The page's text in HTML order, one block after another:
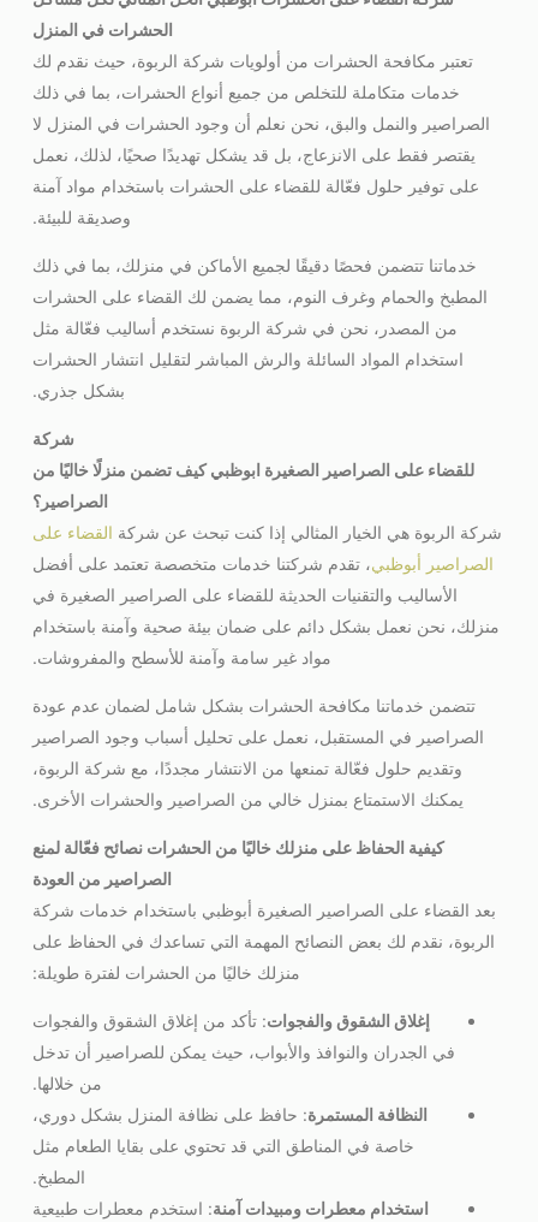
الحشرات في المنزل
تعتبر مكافحة الحشرات من أولويات شركة الربوة، حيث نقدم لك
خدمات متكاملة للتخلص من جميع أنواع الحشرات، بما في ذلك
الصراصير والنمل والبق، نحن نعلم أن وجود الحشرات في المنزل لا
يقتصر فقط على الانزعاج، بل قد يشكل تهديدًا صحيًا، لذلك، نعمل
على توفير حلول فعّالة للقضاء على الحشرات باستخدام مواد آمنة
وصديقة للبيئة.
خدماتنا تتضمن فحصًا دقيقًا لجميع الأماكن في منزلك، بما في ذلك
المطبخ والحمام وغرف النوم، مما يضمن لك القضاء على الحشرات
من المصدر، نحن في شركة الربوة نستخدم أساليب فعّالة مثل
استخدام المواد السائلة والرش المباشر لتقليل انتشار الحشرات
بشكل جذري.
شركة
للقضاء على الصراصير الصغيرة ابوظبيكيف تضمن منزلًا خاليًا من
الصراصير؟
شركة الربوة هي الخيار المثالي إذا كنت تبحث عن شركة القضاء على
الصراصير أبوظبي، تقدم شركتنا خدمات متخصصة تعتمد على أفضل
الأساليب والتقنيات الحديثة للقضاء على الصراصير الصغيرة في
منزلك، نحن نعمل بشكل دائم على ضمان بيئة صحية وآمنة باستخدام
مواد غير سامة وآمنة للأسطح والمفروشات.
تتضمن خدماتنا مكافحة الحشرات بشكل شامل لضمان عدم عودة
الصراصير في المستقبل، نعمل على تحليل أسباب وجود الصراصير
وتقديم حلول فعّالة تمنعها من الانتشار مجددًا، مع شركة الربوة،
يمكنك الاستمتاع بمنزل خالي من الصراصير والحشرات الأخرى.
كيفية الحفاظ على منزلك خاليًا من الحشرات نصائح فعّالة لمنع
الصراصير من العودة
بعد القضاء على الصراصير الصغيرة أبوظبي باستخدام خدمات شركة
الربوة، نقدم لك بعض النصائح المهمة التي تساعدك في الحفاظ على
منزلك خاليًا من الحشرات لفترة طويلة:
إغلاق الشقوق والفجوات: تأكد من إغلاق الشقوق والفجوات
في الجدران والنوافذ والأبواب، حيث يمكن للصراصير أن تدخل
من خلالها.
النظافة المستمرة: حافظ على نظافة المنزل بشكل دوري،
خاصة في المناطق التي قد تحتوي على بقايا الطعام مثل
المطبخ.
استخدام معطرات ومبيدات آمنة: استخدم معطرات طبيعية